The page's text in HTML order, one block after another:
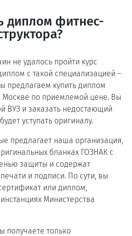
диплом фитнес-
не удалось пройти курс
с такой специализацией –
предлагаем купить диплом
Москве по приемлемой цене. Вы
ВУЗ и заказать недостающий
уступать оригиналу.
предлагает наша организация,
бланках ГОЗНАК с
защиты и содержат
и подписи. По сути, вы
или диплом,
Министерства
получаете только